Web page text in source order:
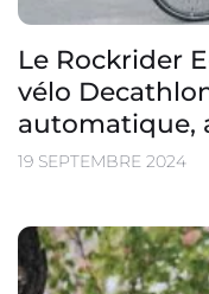
Le Rockrider
vélo
automatique,
19 SEPTEMBRE 2024